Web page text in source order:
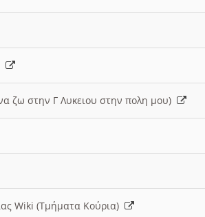
ζω στην Γ Λυκειου στην πολη μου)
Wiki (Τμήματα Κούρια)